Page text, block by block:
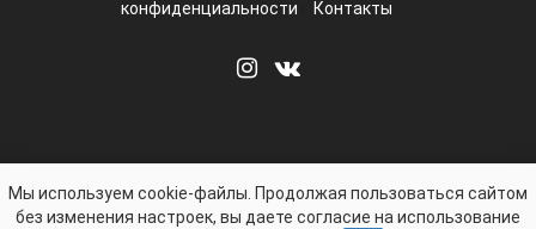
конфиденциальности
Контакты
mebelvbryanske.com - Интернет-магазин Мебели в Брянске ©
Мы используем cookie-файлы. Продолжая пользоваться сайтом
без изменения настроек, вы даете согласие на использование